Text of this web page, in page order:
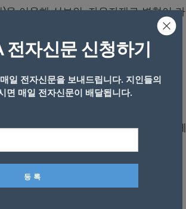
을 이용해 선보인, 자유자재로 변형이 가
의 연구원들이 이와 비슷한 액체금속
보도했다.
가는 모습을 시연했다. 이 로봇은 용융
) 입자를 투입해 만들어졌다.
액체금속을 조종하는데 사용되며, 액체
로 되돌아간다.
전자신문 신청하기
일 전자신문을 보내드립니다. 지인들의
면 매일 전자신문이 배달됩니다.